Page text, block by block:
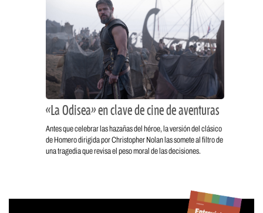
«La Odisea» en clave de cine de aventuras
Antes que celebrar las hazañas del héroe, la versión del clásico
de Homero dirigida por Christopher Nolan las somete al filtro de
una tragedia que revisa el peso moral de las decisiones.